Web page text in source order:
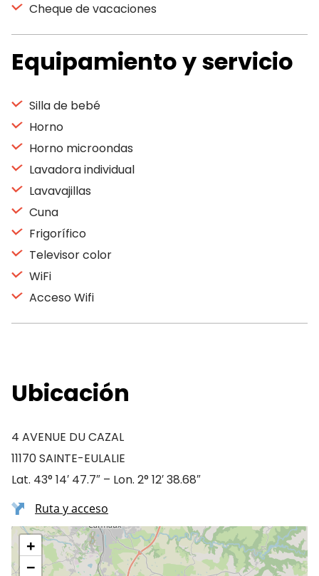
Cheque de vacaciones
Equipamiento y servicio
Silla de bebé
Horno
Horno microondas
Lavadora individual
Lavavajillas
Cuna
Frigorífico
Televisor color
WiFi
Acceso Wifi
Ubicación
4 AVENUE DU CAZAL
11170 SAINTE-EULALIE
Lat. 43° 14′ 47.7″ – Lon. 2° 12′ 38.68″
Ruta y acceso
+
−